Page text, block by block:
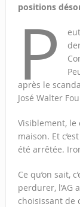
positions
P
après le
José Walter
Visiblement, le
maison. Et
été arrêtée.
Ce qu’on sait,
perdurer, l’AG
choisissant de